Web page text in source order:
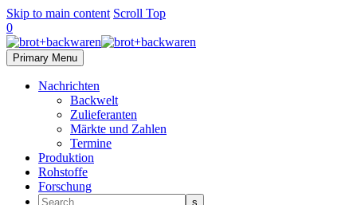
Skip to main content Scroll Top
0
Primary Menu
Nachrichten
Backwelt
Zulieferanten
Märkte und Zahlen
Termine
Produktion
Rohstoffe
Forschung